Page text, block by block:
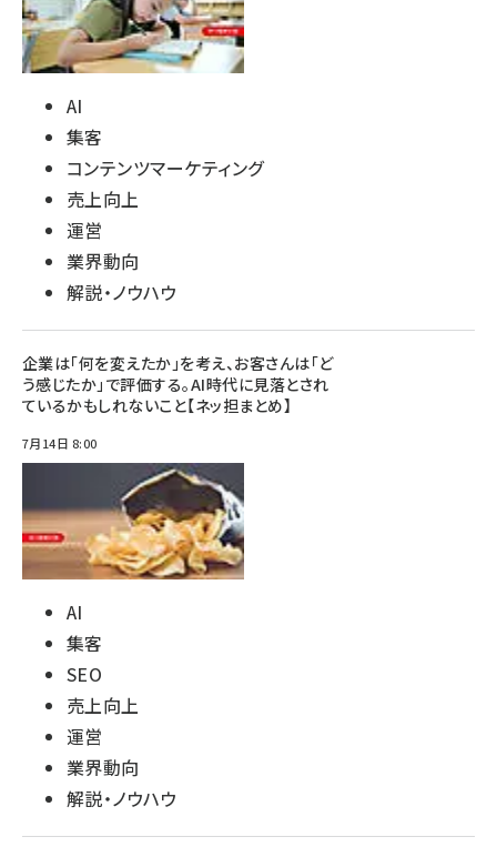
AI
集客
コンテンツマーケティング
売上向上
運営
業界動向
解説・ノウハウ
企業は「何を変えたか」を考え、お客さんは「ど
う感じたか」で評価する。AI時代に見落とされ
ているかもしれないこと【ネッ担まとめ】
7月14日 8:00
AI
集客
SEO
売上向上
運営
業界動向
解説・ノウハウ